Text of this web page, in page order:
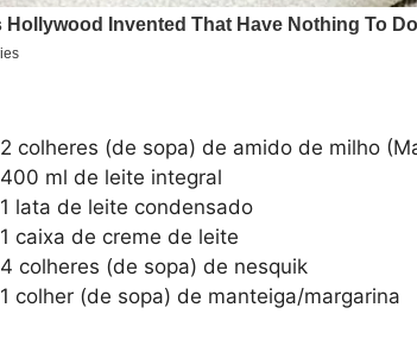
2 colheres (de sopa) de amido de milho
400 ml de leite integral
1 lata de leite condensado
1 caixa de creme de leite
4 colheres (de sopa) de nesquik
1 colher (de sopa) de manteiga/margarina